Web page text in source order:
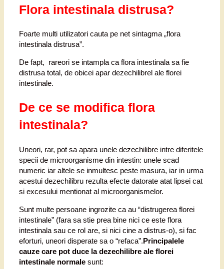
Flora intestinala distrusa?
Foarte multi utilizatori cauta pe net sintagma „flora
intestinala distrusa”.
De fapt, rareori se intampla ca flora intestinala sa fie
distrusa total, de obicei apar dezechilibrel ale florei
intestinale.
De ce se modifica flora
intestinala?
Uneori, rar, pot sa apara unele dezechilibre intre diferitele
specii de microorganisme din intestin: unele scad
numeric iar altele se inmultesc peste masura, iar in urma
acestui dezechilibru rezulta efecte datorate atat lipsei cat
si excesului mentionat al microorganismelor.
Sunt multe persoane ingrozite ca au “distrugerea florei
intestinale” (fara sa stie prea bine nici ce este flora
intestinala sau ce rol are, si nici cine a distrus-o), si fac
eforturi, uneori disperate sa o “refaca”.Principalele
cauze care pot duce la dezechilibre ale florei
intestinale normale sunt: